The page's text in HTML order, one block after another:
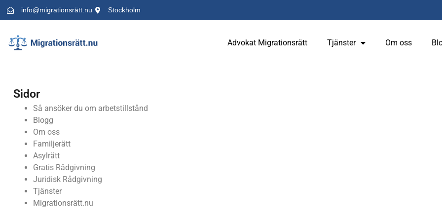
info@migrationsrätt.nu Stockholm
Advokat Migrationsrätt Tjänster Om oss
Sidor
Så ansöker du om arbetstillstånd
Blogg
Om oss
Familjerätt
Asylrätt
Gratis Rådgivning
Juridisk Rådgivning
Tjänster
Migrationsrätt.nu